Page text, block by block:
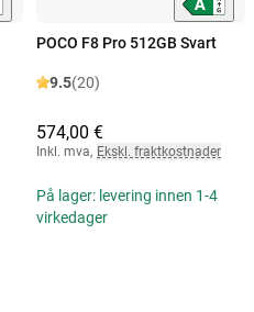
POCO F8 Pro 512GB Svart
9.5(20)
574,00 €
Inkl. mva, Ekskl. fraktkostnader
På lager: levering innen 1-4
virkedager